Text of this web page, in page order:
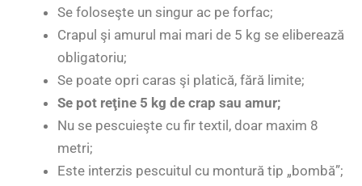
Se foloseşte un singur ac pe forfac;
Crapul şi amurul mai mari de 5 kg se eliberează
obligatoriu;
Se poate opri caras şi platică, fără limite;
Se pot reţine 5 kg de crap sau amur;
Nu se pescuieşte cu fir textil, doar maxim 8
metri;
Este interzis pescuitul cu montură tip „bombă”;